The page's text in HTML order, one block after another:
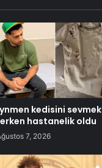
kedisini sevmek
hastanelik oldu
7, 2026